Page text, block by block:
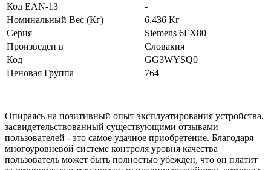
Код EAN-13
-
Номинальный Вес (Кг)
6,436 Кг
Серия
Siemens 6FX80
Произведен в
Словакия
Код
GG3WYSQ0
Ценовая Группа
764
Опираясь на позитивный опыт эксплуатирования устройства,
засвидетельствованный существующими отзывами
пользователей - это самое удачное приобретение. Благодаря
многоуровневой системе контроля уровня качества
пользователь может быть полностью убежден, что он платит